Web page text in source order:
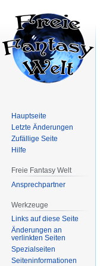
Hauptseite
Letzte Änderungen
Zufällige Seite
Hilfe
Freie Fantasy Welt
Ansprechpartner
Werkzeuge
Links auf diese Seite
Änderungen an
verlinkten Seiten
Spezialseiten
Seiten­informationen